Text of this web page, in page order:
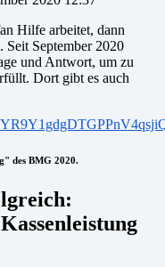
Hilfe arbeitet, dann
Seit September 2020
und Antwort, um zu
Dort gibt es auch
des BMG 2020.